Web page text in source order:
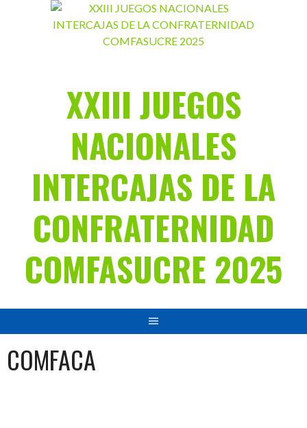
XXIII JUEGOS
NACIONALES
INTERCAJAS DE LA
CONFRATERNIDAD
COMFASUCRE 2025
COMFACA